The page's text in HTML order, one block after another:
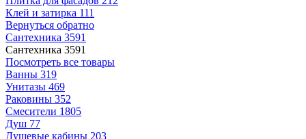
Клей и затирка 111
Вернуться обратно
Сантехника 3591
Сантехника 3591
Посмотреть все товары
Ванны 319
Унитазы 469
Раковины 352
Смесители 1805
Душ 77
Душевые кабины 203